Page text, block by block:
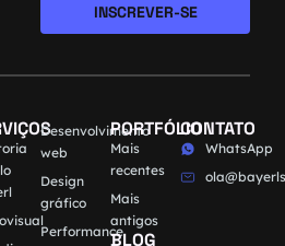
INSCREVER-SE
Desenvolvimento
web
Design
gráfico
Performance
PORTFÓLIO
Mais
recentes
Mais
antigos
BLOG
CONTATO
WhatsApp